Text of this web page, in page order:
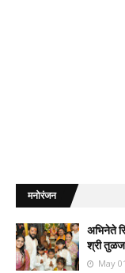
मनोरंजन
अभिनेते
श्री
May